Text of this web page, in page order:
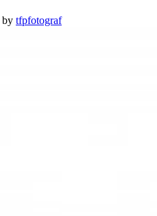
by tfpfotograf